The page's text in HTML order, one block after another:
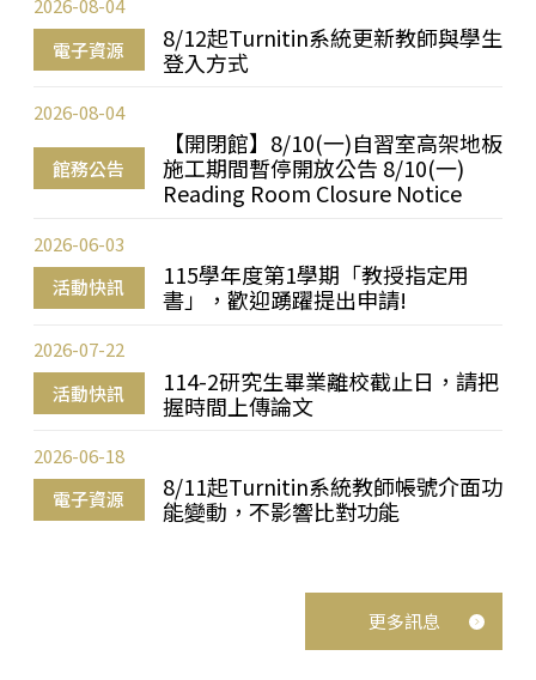
電子資源
8/12起Turnitin系統更新教師與學生
登入方式
2026-08-04
館務公告
【開閉館】8/10(一)自習室高架地板
施工期間暫停開放公告 8/10(一)
Reading Room Closure Notice
2026-08-04
活動快訊
115學年度第1學期「教授指定用
書」，歡迎踴躍提出申請!
2026-06-03
活動快訊
114-2研究生畢業離校截止日，請把
握時間上傳論文
2026-07-22
電子資源
8/11起Turnitin系統教師帳號介面功
能變動，不影響比對功能
2026-06-18
更多訊息